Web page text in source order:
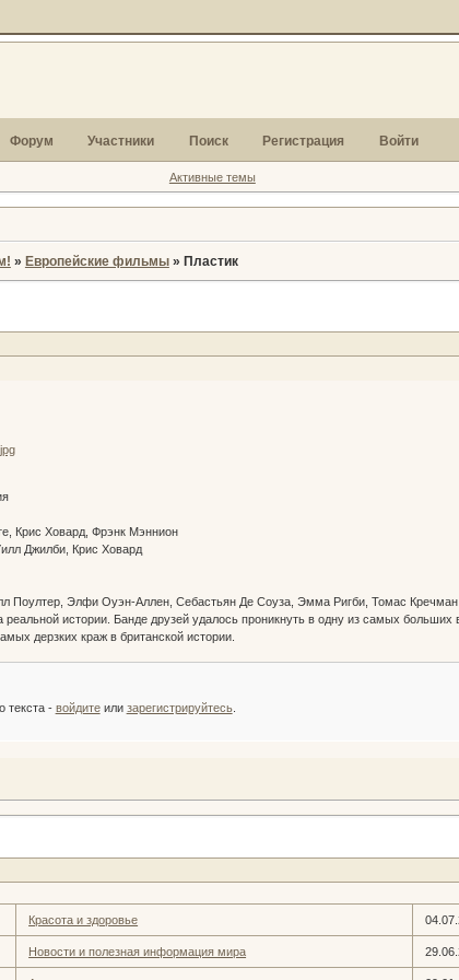
Форум Участники Поиск Регистрация Войти
Активные темы
» Европейские фильмы » Пластик
Крис Ховард, Фрэнк Мэннион
Джилби, Крис Ховард
Поултер, Элфи Оуэн-Аллен, Себастьян Де Соуза, Эмма Ригби, Томас
истории. Банде друзей удалось проникнуть в одну из самых
дерзких краж в британской истории.
текста - войдитеили зарегистрируйтесь.
Красота и здоровье
Новости и полезная информация мира